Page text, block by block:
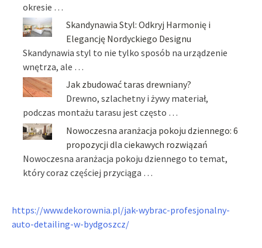
okresie …
Skandynawia Styl: Odkryj Harmonię i
Elegancję Nordyckiego Designu
Skandynawia styl to nie tylko sposób na urządzenie
wnętrza, ale …
Jak zbudować taras drewniany?
Drewno, szlachetny i żywy materiał,
podczas montażu tarasu jest często …
Nowoczesna aranżacja pokoju dziennego: 6
propozycji dla ciekawych rozwiązań
Nowoczesna aranżacja pokoju dziennego to temat,
który coraz częściej przyciąga …
https://www.dekorownia.pl/jak-wybrac-profesjonalny-
auto-detailing-w-bydgoszcz/